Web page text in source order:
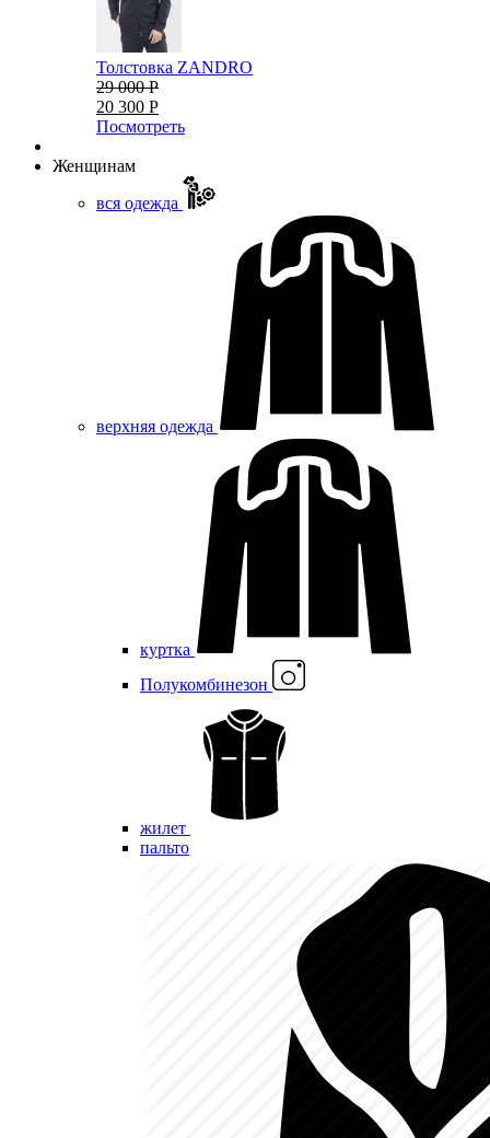
Толстовка ZANDRO
29 000 Р
20 300 Р
Посмотреть
Женщинам
вся одежда
верхняя одежда
куртка
Полукомбинезон
жилет
пальто